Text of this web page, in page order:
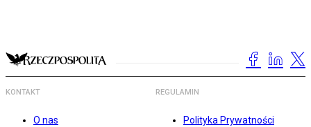
KONTAKT
O nas
REGULAMIN
Polityka Prywatności